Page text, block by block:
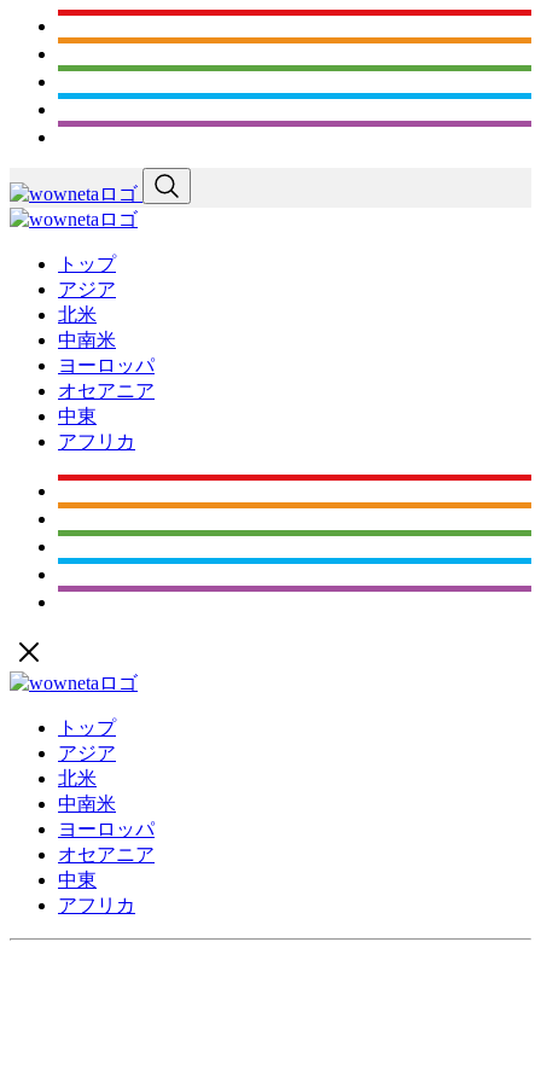
トップ
アジア
北米
中南米
ヨーロッパ
オセアニア
中東
アフリカ
トップ
アジア
北米
中南米
ヨーロッパ
オセアニア
中東
アフリカ